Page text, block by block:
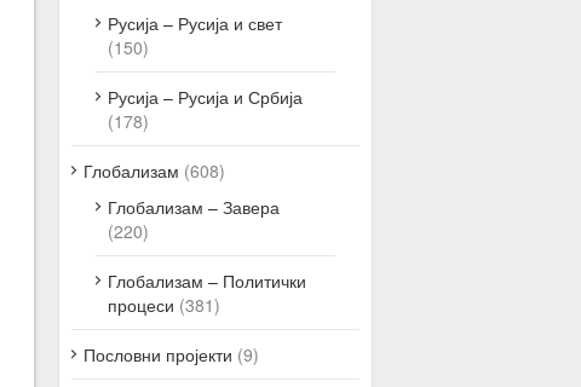
Русија – Русија и свет
(150)
Русија – Русија и Србија
(178)
Глобализам (608)
Глобализам – Завера
(220)
Глобализам – Политички
процеси (381)
Пословни пројекти (9)